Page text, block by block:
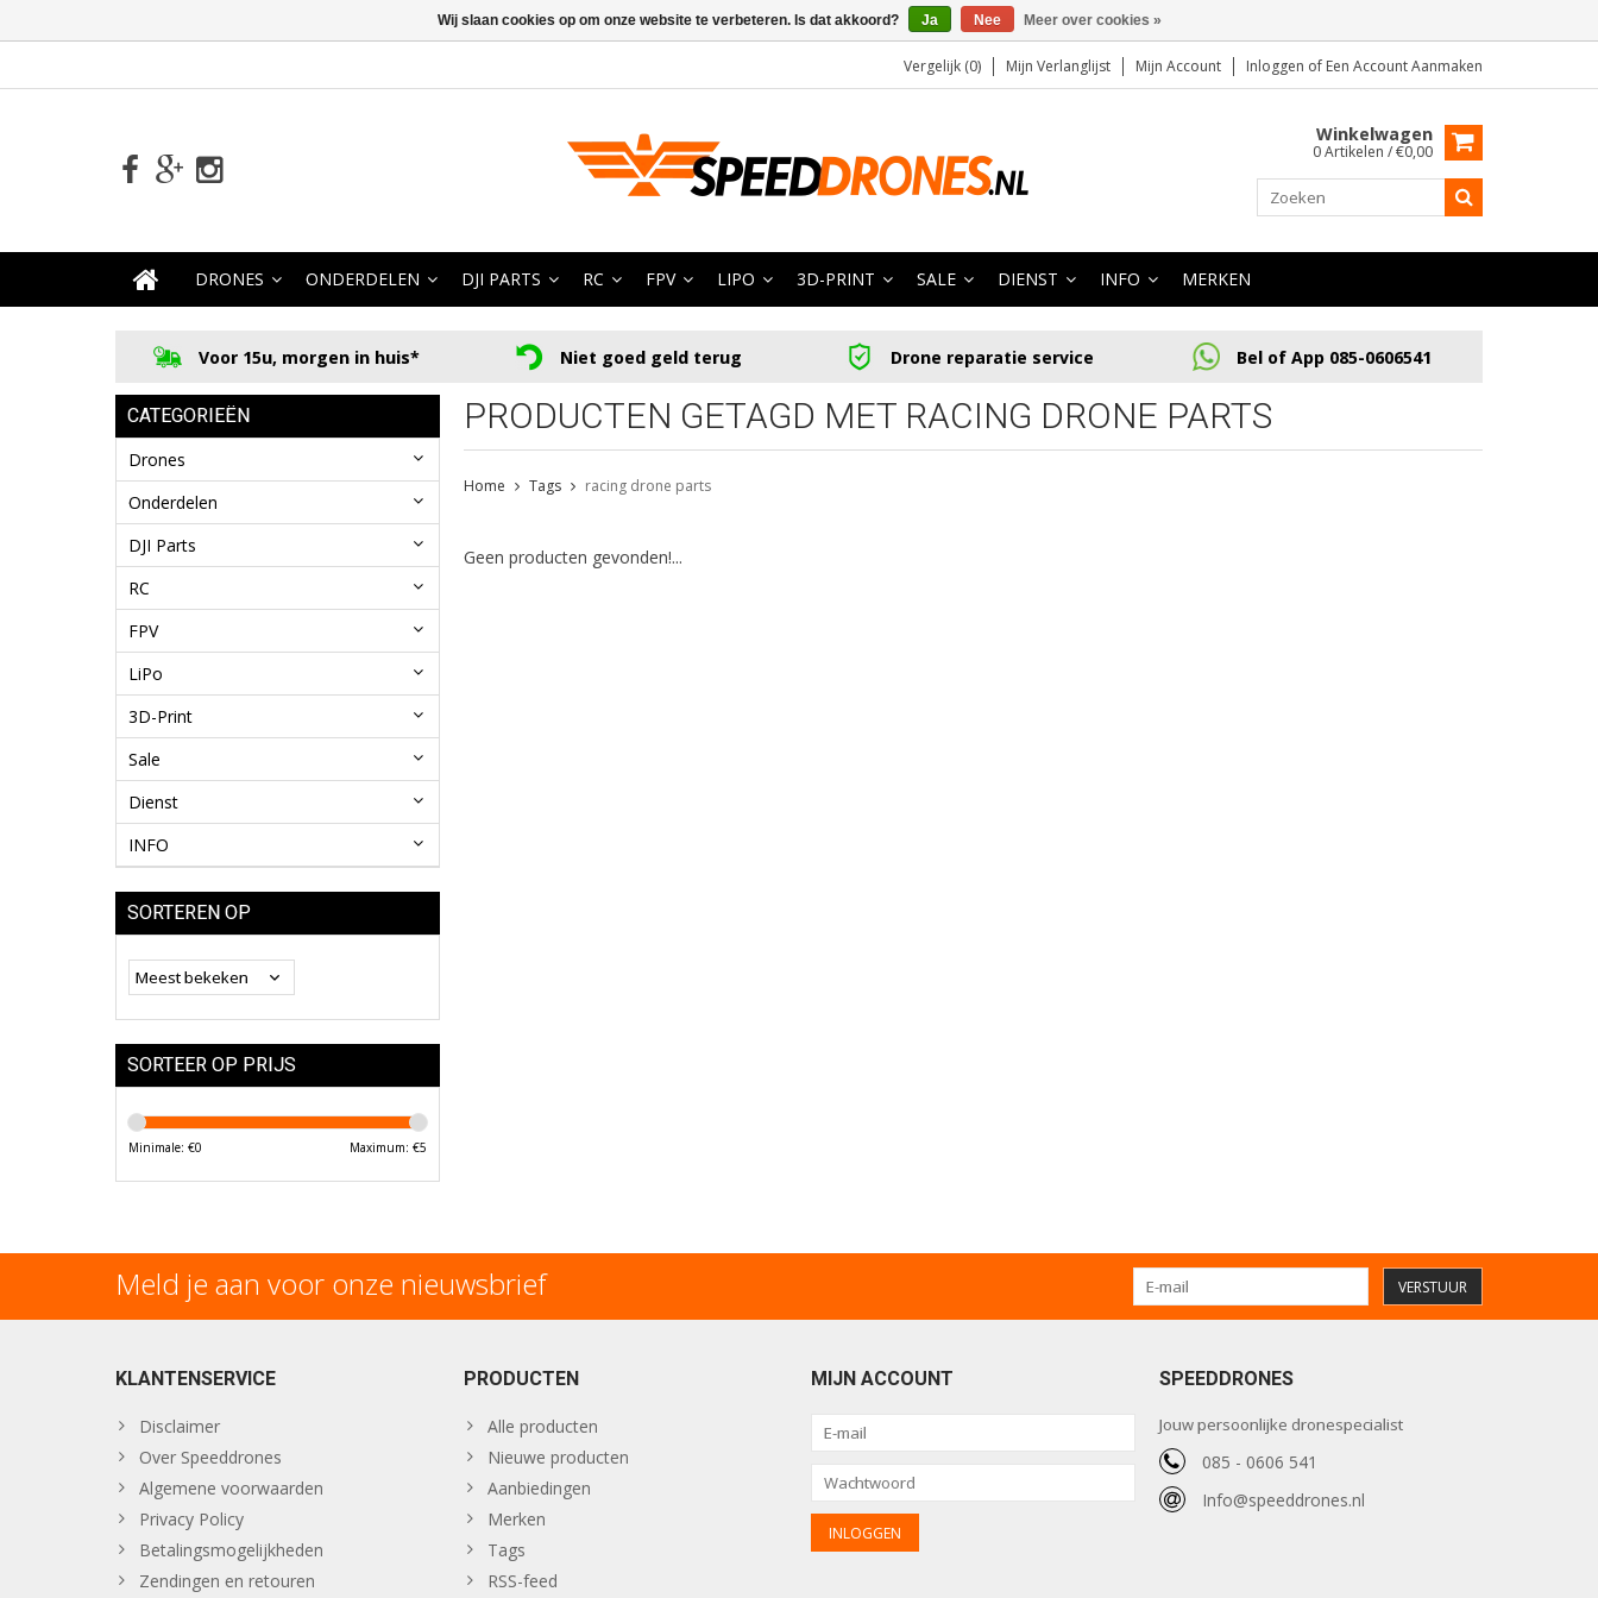
Vergelijk (0) Mijn Verlanglijst Mijn Account Inloggen of Een Account Aanmaken
Winkelwagen
0 Artikelen / €0,00
DRONES ONDERDELEN DJI PARTS RC FPV LIPO 3D-PRINT SALE DIENST INFO MERKEN
Voor 15u, morgen in huis* Niet goed geld terug Drone reparatie service Bel of App 085-0606541
CATEGORIEËN
Drones
Onderdelen
DJI Parts
RC
FPV
LiPo
3D-Print
Sale
Dienst
INFO
SORTEREN OP
SORTEER OP PRIJS
Minimale: €0 Maximum: €5
PRODUCTEN GETAGD MET RACING DRONE PARTS
Home Tags racing drone parts
Geen producten gevonden!...
Meld je aan voor onze nieuwsbrief VERSTUUR
KLANTENSERVICE
Disclaimer
Over Speeddrones
Algemene voorwaarden
Privacy Policy
Betalingsmogelijkheden
Zendingen en retouren
PRODUCTEN
Alle producten
Nieuwe producten
Aanbiedingen
Merken
Tags
RSS-feed
MIJN ACCOUNT SPEEDDRONES
Jouw persoonlijke dronespecialist
085 - 0606 541
Info@speeddrones.nl
Wij slaan cookies op om onze website te verbeteren. Is dat akkoord? Ja Nee Meer over cookies »